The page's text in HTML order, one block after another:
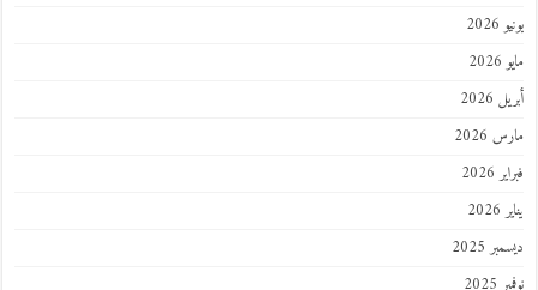
2026
2025